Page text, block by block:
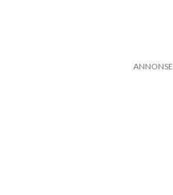
ANNONSE